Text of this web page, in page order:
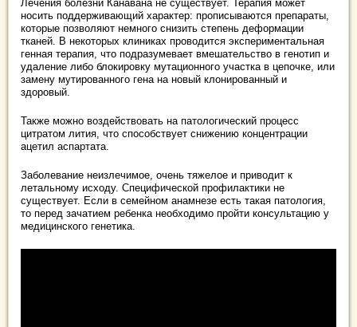
Лечения болезни Канавана не существует. Терапия может
носить поддерживающий характер: прописываются препараты,
которые позволяют немного снизить степень деформации
тканей. В некоторых клиниках проводится экспериментальная
генная терапия, что подразумевает вмешательство в генотип и
удаление либо блокировку мутационного участка в цепочке, или
замену мутированного гена на новый клонированный и
здоровый.
Также можно воздействовать на патологический процесс
цитратом лития, что способствует снижению концентрации
ацетил аспартата.
Заболевание неизлечимое, очень тяжелое и приводит к
летальному исходу. Специфической профилактики не
существует. Если в семейном анамнезе есть такая патология,
то перед зачатием ребенка необходимо пройти консультацию у
медицинского генетика.